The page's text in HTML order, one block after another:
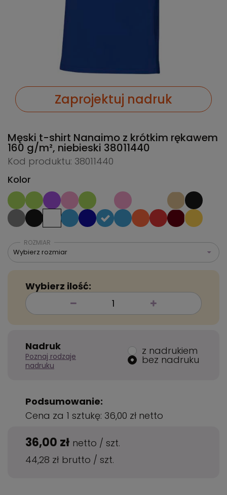
Zaprojektuj nadruk
Męski t-shirt Nanaimo z krótkim rękawem
160 g/m², niebieski 38011440
Kod produktu: 38011440
Kolor
ROZMIAR
Wybierz rozmiar
Wybierz ilość:
Nadruk
Poznaj rodzaje
nadruku
z nadrukiem
bez nadruku
Podsumowanie:
Cena za 1 sztukę: 36,00 zł netto
36,00 zł netto / szt.
44,28 zł brutto / szt.